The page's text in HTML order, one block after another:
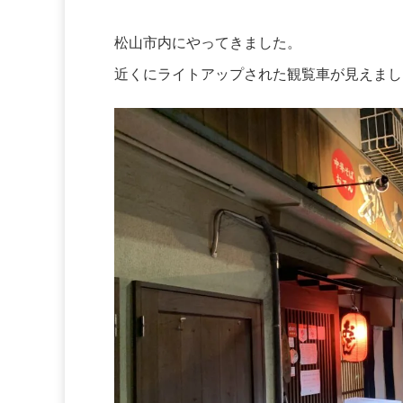
松山市内にやってきました。
近くにライトアップされた観覧車が見えま